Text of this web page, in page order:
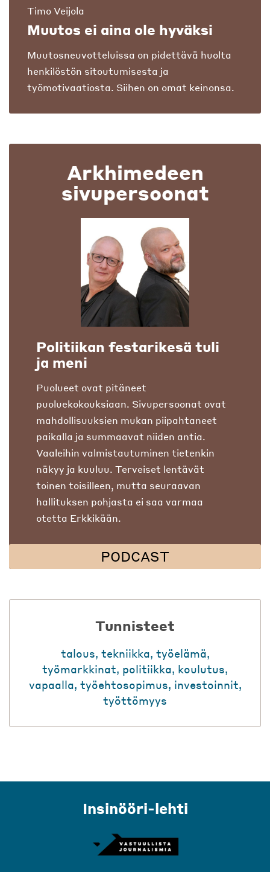
Timo Veijola
Muutos ei aina ole hyväksi
Muutosneuvotteluissa on pidettävä huolta
henkilöstön sitoutumisesta ja
työmotivaatiosta. Siihen on omat keinonsa.
Arkhimedeen
sivupersoonat
Politiikan festarikesä tuli
ja meni
Puolueet ovat pitäneet
puoluekokouksiaan. Sivupersoonat ovat
mahdollisuuksien mukan piipahtaneet
paikalla ja summaavat niiden antia.
Vaaleihin valmistautuminen tietenkin
näkyy ja kuuluu. Terveiset lentävät
toinen toisilleen, mutta seuraavan
hallituksen pohjasta ei saa varmaa
otetta Erkkikään.
PODCAST
Tunnisteet
talous, tekniikka, työelämä,
työmarkkinat, politiikka, koulutus,
vapaalla, työehtosopimus, investoinnit,
työttömyys
Insinööri-lehti